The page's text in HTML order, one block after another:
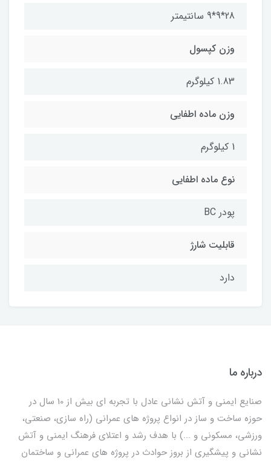
28*9*9 سانتیمتر
وزن کپسول
1.83 کیلوگرم
وزن ماده اطفایی
1 کیلوگرم
نوع ماده اطفایی
پودر BC
قابلیت شارژ
دارد
درباره ما
صنایع ایمنی و آتش نشانی عادل با تجربه ای بیش از 10 سال در
حوزه ساخت و ساز در انواع پروژه های عمرانی (راه سازی، صنعتی،
ورزشی، مسکونی و ...) با هدف رشد و اعتلای فرهنگ ایمنی و آتش
نشانی و پیشگیری از بروز حوادث در پروژه های عمرانی و ساختمان